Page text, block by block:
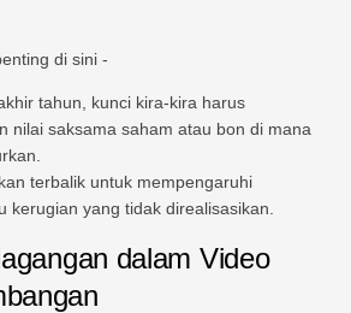
di sini -
tahun, kunci kira-kira harus
nilai saksama saham atau bon di mana
terbalik untuk mempengaruhi
kerugian yang tidak direalisasikan.
dalam Video